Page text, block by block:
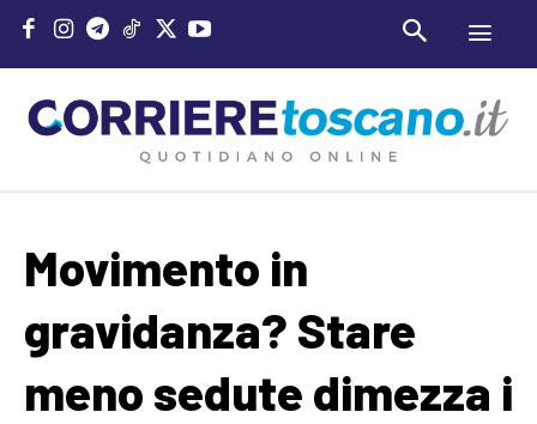
Movimento in
gravidanza? Stare
meno sedute dimezza i